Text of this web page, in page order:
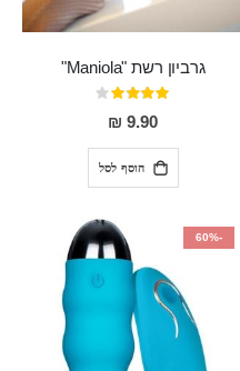
גרביון רשת "Maniola"
דירוג:
80%
9.90 ₪
הוסף לסל
-60%